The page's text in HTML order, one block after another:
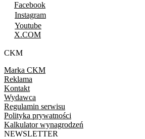
Facebook
Instagram
Youtube
X.COM
CKM
Marka CKM
Reklama
Kontakt
Wydawca
Regulamin serwisu
Polityka prywatności
Kalkulator wynagrodzeń
NEWSLETTER